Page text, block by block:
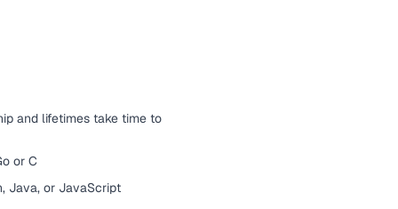
and lifetimes take time to
or C
Java, or JavaScript